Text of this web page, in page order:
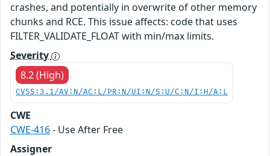
crashes, and potentially in overwrite of other memory
chunks and RCE. This issue affects: code that uses
FILTER_VALIDATE_FLOAT with min/max limits.
Severity
8.2 (High)
CVSS:3.1/AV:N/AC:L/PR:N/UI:N/S:U/C:N/I:H/A:L
CWE
CWE-416- Use After Free
Assigner